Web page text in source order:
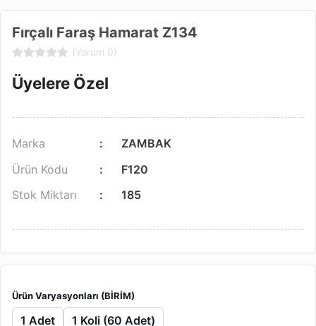
Fırçalı Faraş Hamarat Z134
(Yorum 0)
Üyelere Özel
Marka
ZAMBAK
Ürün Kodu
F120
Stok Miktarı
185
Ürün Varyasyonları (BİRİM)
1 Adet 1 Koli (60 Adet)